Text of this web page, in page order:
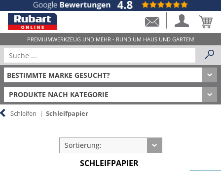
PRODUKTE NACH KATEGORIE
Schleifen |Schleifpapier
Sortierung:
SCHLEIFPAPIER